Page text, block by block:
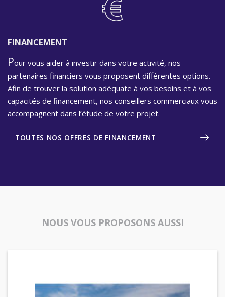
FINANCEMENT
Pour vous aider à investir dans votre activité, nos
partenaires financiers vous proposent différentes options.
Afin de trouver la solution adéquate à vos besoins et à vos
capacités de financement, nos conseillers commerciaux vous
accompagnent dans l’étude de votre projet.
TOUTES NOS OFFRES DE FINANCEMENT
NOUS VOUS PROPOSONS AUSSI